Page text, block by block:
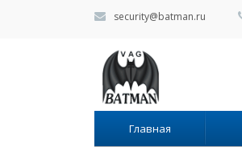
security@batman.ru
Главная